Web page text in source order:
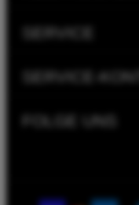
FOLGE UNS
SERVICE-
SERVICE